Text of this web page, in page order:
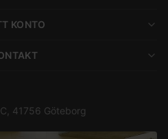
KONTO
41756 Göteborg